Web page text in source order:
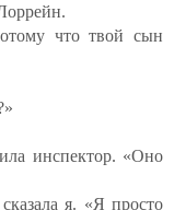
что твой сын
инспектор. «Оно
я. «Я просто